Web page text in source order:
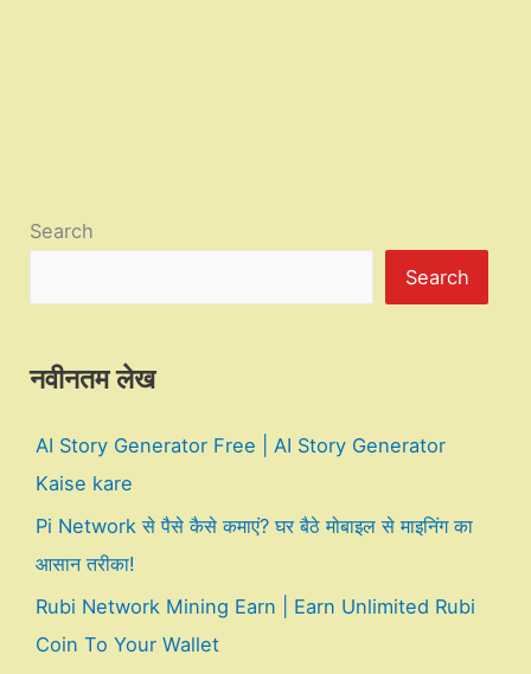
Search
Search
नवीनतम लेख
AI Story Generator Free | AI Story Generator
Kaise kare
Pi Network से पैसे कैसे कमाएं? घर बैठे मोबाइल से माइनिंग का
आसान तरीका!
Rubi Network Mining Earn | Earn Unlimited Rubi
Coin To Your Wallet